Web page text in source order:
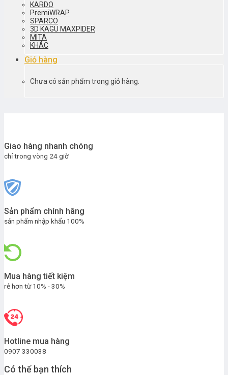
KARDO
PremiWRAP
SPARCO
3D KAGU MAXPIDER
MITA
KHÁC
Giỏ hàng
Chưa có sản phẩm trong giỏ hàng.
Giao hàng nhanh chóng
chỉ trong vòng 24 giờ
Sản phẩm chính hãng
sản phẩm nhập khẩu 100%
Mua hàng tiết kiệm
rẻ hơn từ 10% - 30%
Hotline mua hàng
0907 330038
Có thể bạn thích